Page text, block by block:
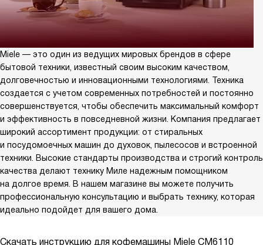
Miele — это один из ведущих мировых брендов в сфере
бытовой техники, известный своим высоким качеством,
долговечностью и инновационными технологиями. Техника
создается с учетом современных потребностей и постоянно
совершенствуется, чтобы обеспечить максимальный комфорт
и эффективность в повседневной жизни. Компания предлагает
широкий ассортимент продукции: от стиральных
и посудомоечных машин до духовок, пылесосов и встроенной
техники. Высокие стандарты производства и строгий контроль
качества делают технику Миле надежным помощником
на долгое время. В нашем магазине вы можете получить
профессиональную консультацию и выбрать технику, которая
идеально подойдет для вашего дома.
Скачать инструкцию для кофемашины Miele CM6110